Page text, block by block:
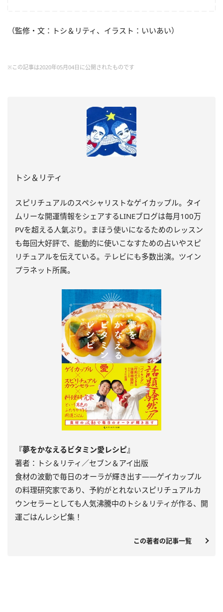
（監修・文：トシ＆リティ、イラスト：いいあい）
※この記事は2020年05月04日に公開されたものです
トシ＆リティ
スピリチュアルのスペシャリストなゲイカップル。タイ
ムリーな開運情報をシェアするLINEブログは毎月100万
PVを超える人氣ぶり。まほう使いになるためのレッスン
も毎回大好評で、能動的に使いこなすための占いやスピ
リチュアルを伝えている。テレビにも多数出演。ツイン
プラネット所属。
『夢をかなえるビタミン愛レシピ』
著者：トシ＆リティ／セブン＆アイ出版
食材の波動で毎日のオーラが輝き出す――ゲイカップル
の料理研究家であり、予約がとれないスピリチュアルカ
ウンセラーとしても人気沸騰中のトシ＆リティが作る、開
運ごはんレシピ集！
この著者の記事一覧